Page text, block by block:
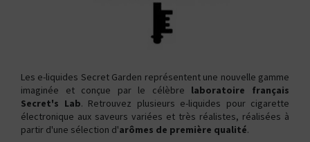
Les e-liquides Secret Garden représentent une nouvelle gamme
imaginée et conçue par le célèbre laboratoire français
Secret's Lab. Retrouvez plusieurs e-liquides pour cigarette
électronique aux saveurs variées et très réalistes, réalisées à
partir d'une sélection d'arômes de première qualité.